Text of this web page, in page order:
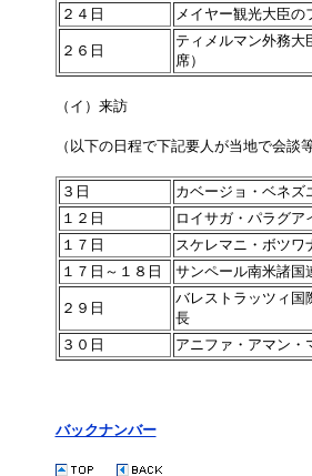
２４日
メイヤー観光大臣の
２６日
ティメルマン外務大
席）
（イ）来訪
（以下の日程で下記要人が当地で会談
３日
カベージョ・ベネズ
１２日
ロイサガ・パラグア
１７日
スケレマニ・ボツワ
１７日～１８日
サンペール南米諸国
２９日
バレストラッツィ国
長
３０日
アニファ・アマン・
バックナンバー